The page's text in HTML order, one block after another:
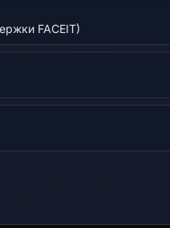
FACEIT)